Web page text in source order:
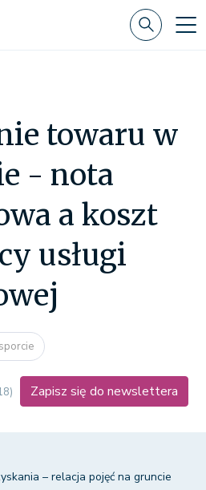
towaru w
- nota
a koszt
usługi
Zapisz się do newslettera
– relacja pojęć na gruncie